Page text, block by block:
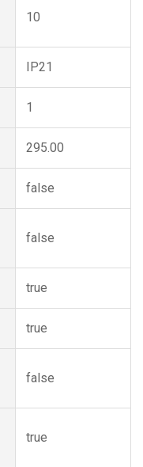
10
IP21
1
295.00
false
false
true
true
false
true